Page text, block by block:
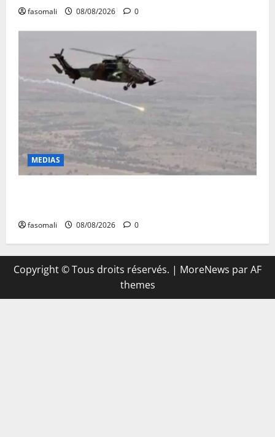
fasomali 08/08/2026 0
MEDIAS
fasomali 08/08/2026 0
Copyright © Tous droits réservés. | MoreNews par AF
themes